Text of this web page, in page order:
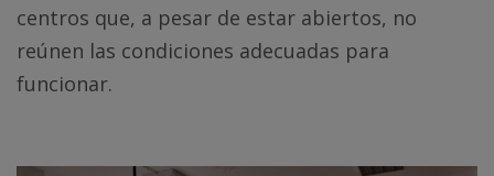
centros que, a pesar de estar abiertos, no
reúnen las condiciones adecuadas para
funcionar.